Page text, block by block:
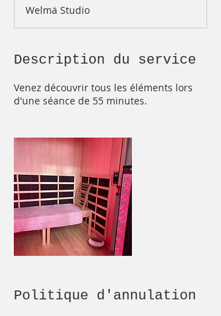
n
Welmä Studio
Description du service
Venez découvrir tous les éléments lors
d'une séance de 55 minutes.
Politique d'annulation